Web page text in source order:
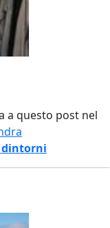
a questo post nel
dintorni